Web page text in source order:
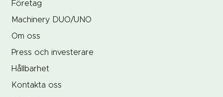
Företag
Machinery DUO/UNO
Om oss
Press och investerare
Hållbarhet
Kontakta oss